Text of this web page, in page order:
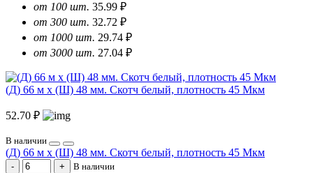
от 100 шт. 35.99 ₽
от 300 шт. 32.72 ₽
от 1000 шт. 29.74 ₽
от 3000 шт. 27.04 ₽
(Д) 66 м х (Ш) 48 мм. Скотч белый, плотность 45 Мкм
52.70 ₽
В наличии
(Д) 66 м х (Ш) 48 мм. Скотч белый, плотность 45 Мкм
В наличии